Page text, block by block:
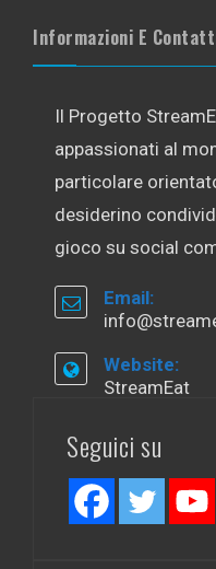
Informazioni E
Il Progetto
appassionati al
particolare
desiderino
gioco su social
Email:
Website:
StreamEat
Seguici su